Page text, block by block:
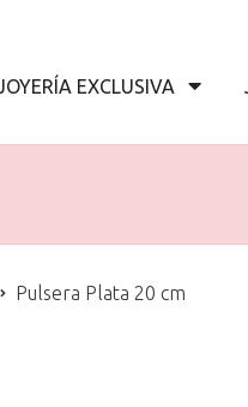
JOYERÍA EXCLUSIVA
Pulsera Plata 20 cm